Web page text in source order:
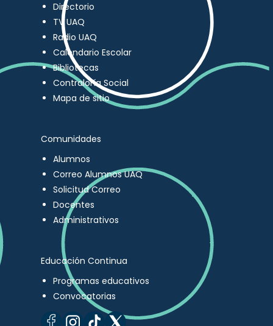
Directorio
TV UAQ
Radio UAQ
Calendario Escolar
Bibliotecas
Contraloría Social
Mapa de sitio
Comunidades
Alumnos
Correo Alumnos UAQ
Solicitud Correo
Docentes
Administrativos
Educación Continua
Programas educativos
Convocatorias